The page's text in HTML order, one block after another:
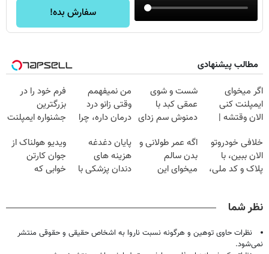
سفارش بده!
مطالب پیشنهادی
اگر میخوای
ایمپلنت کنی
الان وقتشه |
میلیون تومان!!!
شست و شوی
عمقی کبد با
دمنوش سم زدای
من نمیفهمم
وقتی زانو درد
درمان داره، چرا
تحمل میکنی؟❗
فرم خود را در
بزرگترین
جشنواره ایمپلنت
فقط ۲۵ میلیون
خلافی خودروتو
الان ببین، با
پلاک و کد ملی،
اگه عمر طولانی و
بدن سالم
میخوای این
پایان دغدغه
هزینه های
دندان پزشکی با
ویدیو هولناک از
جوان کارتن
خوابی که
نظر شما
نظرات حاوی توهین و هرگونه نسبت ناروا به اشخاص حقیقی و حقوقی منتشر
نمی‌شود.